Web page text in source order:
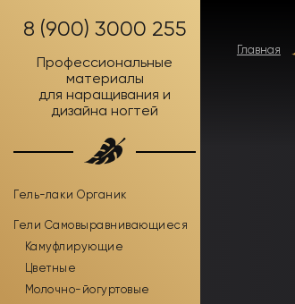
Главная
8 (900) 3000 255
Профессиональные
материалы
для наращивания и
дизайна ногтей
Гель-лаки Органик
Гели Самовыравнивающиеся
Камуфлирующие
Цветные
Молочно-йогуртовые